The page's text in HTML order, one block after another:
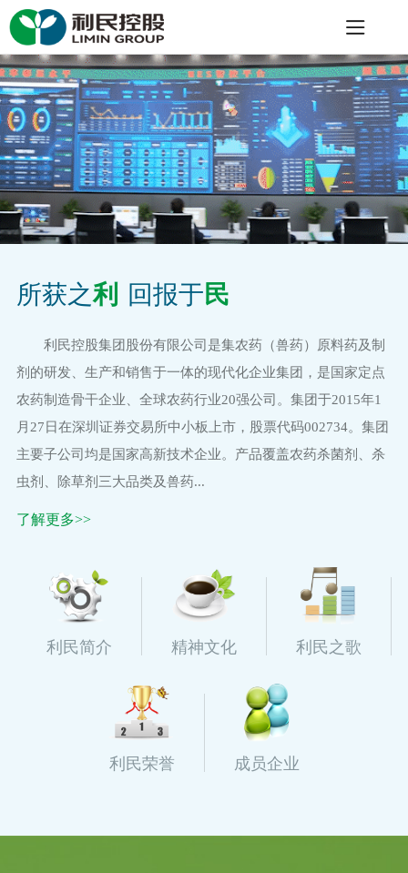
所获之利 回报于民
利民控股集团股份有限公司 是集农药（兽药）原料药及制
剂的研发、生产和销售于一体的现代化企业集团，是国家定点
农药制造骨干企业、全球农药行业20强公司。集团于2015年1
月27日在深圳证券交易所中小板上市，股票代码002734。集团
主要子公司均是国家高新技术企业。产品覆盖农药杀菌剂、杀
虫剂、除草剂三大品类及兽药...
了解更多>>
利民简介 精神文化 利民之歌
利民荣誉 成员企业